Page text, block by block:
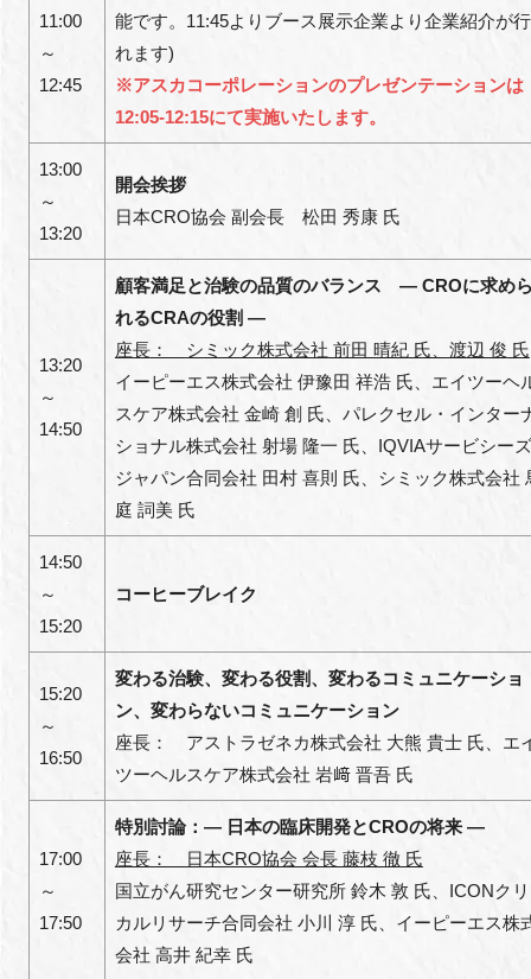
11:00
～
12:45
能です。11:45よりブース展示企業より企業紹介が
れます)
※アスカコーポレーションのプレゼンテーションは
12:05-12:15にて実施いたします。
13:00
～
13:20
開会挨拶
日本CRO協会 副会長 松田 秀康氏
13:20
～
14:50
顧客満足と治験の品質のバランス ― CROに求め
れるCRAの役割 ―
座長： シミック株式会社 前田 晴紀 氏、渡辺 俊 氏
イーピーエス株式会社 伊豫田 祥浩氏 、エイツーヘ
スケア株式会社 金崎 創 氏 、パレクセル・インター
ショナル株式会社 射場 隆一 氏 、IQVIAサービシーズ
ジャパン合同会社 田村 喜則 氏 、シミック株式会社
庭 詞美 氏
14:50
～
15:20
コーヒーブレイク
15:20
～
16:50
変わる治験、変わる役割、変わるコミュニケーショ
ン、変わらないコミュニケーション
座長： アストラゼネカ株式会社 大熊 貴士氏 、エ
ツーヘルスケア株式会社 岩﨑 晋吾氏
17:00
～
17:50
特別討論：― 日本の臨床開発とCROの将来 ―
座長： 日本CRO協会 会長 藤枝 徹氏
国立がん研究センター研究所 鈴木 敦 氏 、ICONク
カルリサーチ合同会社 小川 淳氏 、イーピーエス株
会社 高井 紀幸氏